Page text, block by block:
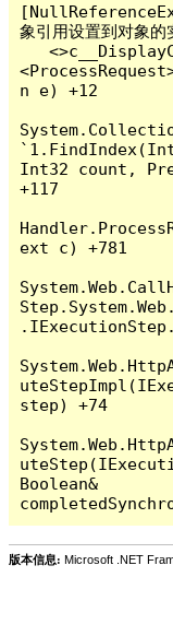
象引用设置到对象的
   <>c__DisplayClass4.
n e) +12
Int32 count,
+117
ext c) +781
step) +74
Boolean&
版本信息: Microsoft .NET